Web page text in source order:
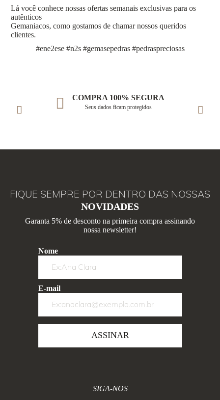
Lá você conhece nossas ofertas semanais exclusivas para os
autênticos
Gemaniacos, como gostamos de chamar nossos queridos
clientes.
#ene2ese #n2s #gemasepedras #pedraspreciosas
COMPRA 100% SEGURA
Seus dados ficam protegidos
FIQUE SEMPRE POR DENTRO DAS NOSSAS
NOVIDADES
Garanta 5% de desconto na primeira compra assinando
nossa newsletter!
Nome
E-mail
ASSINAR
SIGA-NOS